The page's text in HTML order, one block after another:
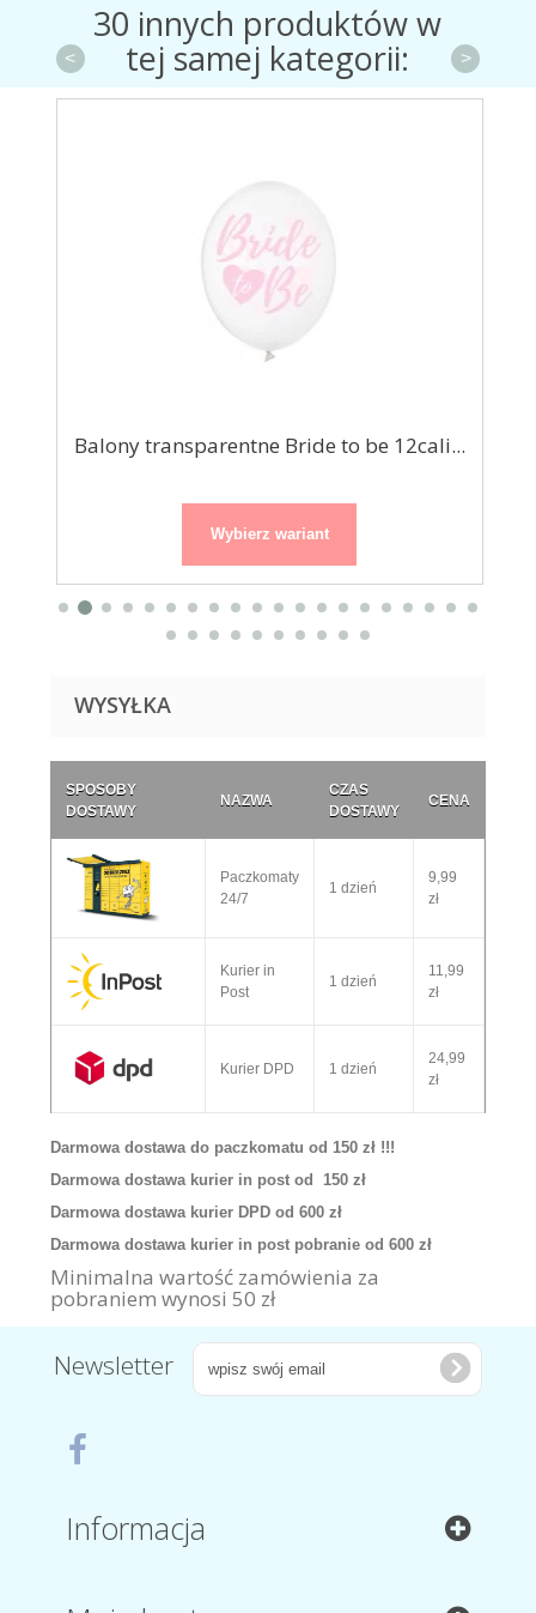
30 innych produktów w
tej samej kategorii:
Balony transparentne Bride to be 12cali...
Wybierz wariant
< >
WYSYŁKA
SPOSOBY
DOSTAWY
NAZWA
CZAS
DOSTAWY
CENA
Paczkomaty
24/7
1 dzień
9,99
zł
Kurier in
Post
1 dzień
11,99
zł
Kurier DPD 1 dzień
24,99
zł
Darmowa dostawa do paczkomatu od 150 zł !!!
Darmowa dostawa kurier in post od 150 zł
Darmowa dostawa kurier DPD od 600 zł
Darmowa dostawa kurier in post pobranie od 600 zł
Minimalna wartość zamówienia za
pobraniem wynosi 50 zł
Newsletter
Informacja